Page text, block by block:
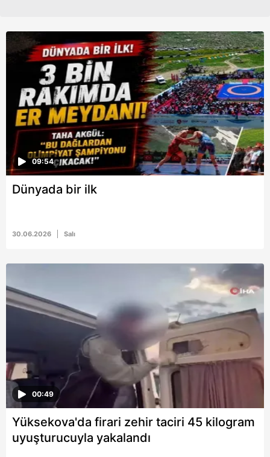
09:54
Dünyada bir ilk
30.06.2026 Salı
00:49
Yüksekova'da firari zehir taciri 45 kilogram
uyuşturucuyla yakalandı